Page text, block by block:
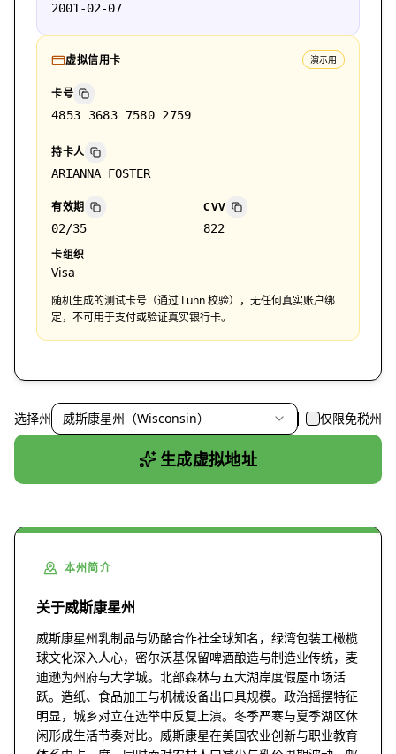
2001-02-07
虚拟信用卡 演示用
卡号
4853 3683 7580 2759
持卡人
ARIANNA FOSTER
有效期
02/35
CVV
822
卡组织
Visa
随机生成的测试卡号（通过 Luhn 校验），无任何真实账户绑
定，不可用于支付或验证真实银行卡。
选择州 威斯康星州（Wisconsin） 仅限免税州
生成虚拟地址
本州简介
关于威斯康星州
威斯康星州乳制品与奶酪合作社全球知名，绿湾包装工橄榄
球文化深入人心，密尔沃基保留啤酒酿造与制造业传统，麦
迪逊为州府与大学城。北部森林与五大湖岸度假屋市场活
跃。造纸、食品加工与机械设备出口具规模。政治摇摆特征
明显，城乡对立在选举中反复上演。冬季严寒与夏季湖区休
闲形成生活节奏对比。威斯康星在美国农业创新与职业教育